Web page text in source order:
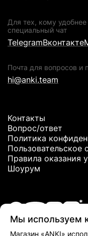
Для тех, кому
специальный чат
TelegramВконтакте
Почта для вопросов и
hi@anki.team
Контакты
Вопрос/ответ
Политика
Пользовательское
Правила оказания
Шоурум
*Meta Platforms Inc.
Мы используем
Магазин «ANKI»